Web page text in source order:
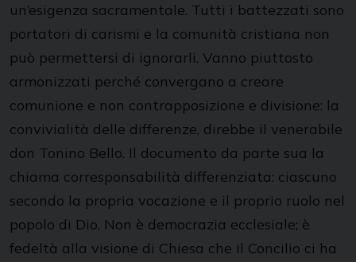
un’esigenza sacramentale. Tutti i battezzati sono
portatori di carismi e la comunità cristiana non
può permettersi di ignorarli. Vanno piuttosto
armonizzati perché convergano a creare
comunione e non contrapposizione e divisione: la
convivialità delle differenze, direbbe il venerabile
don Tonino Bello. Il documento da parte sua la
chiama corresponsabilità differenziata: ciascuno
secondo la propria vocazione e il proprio ruolo nel
popolo di Dio. Non è democrazia ecclesiale; è
fedeltà alla visione di Chiesa che il Concilio ci ha